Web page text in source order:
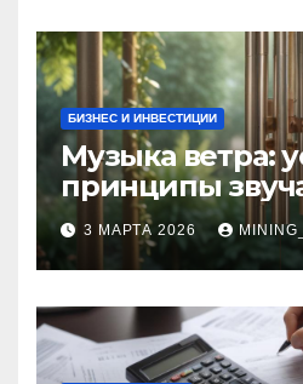
БИЗНЕС И ИНВЕСТИЦИИ
Музыка ветра:
принципы
колокольчиков
3 МАРТА 2026